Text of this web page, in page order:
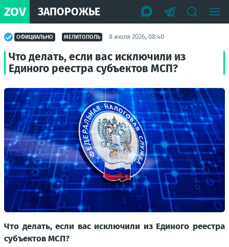
ZOV ЗАПОРОЖЬЕ
ОФИЦИАЛЬНО МЕЛИТОПОЛЬ 8 июля 2026, 08:40
Что делать, если вас исключили из
Единого реестра субъектов МСП?
Что делать, если вас исключили из Единого реестра
субъектов МСП?